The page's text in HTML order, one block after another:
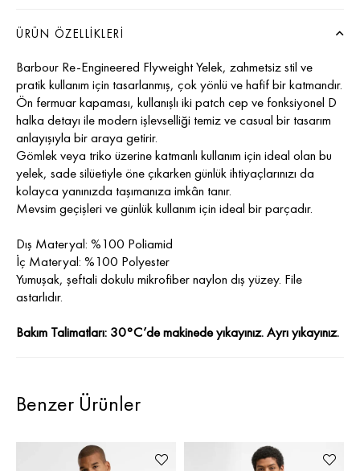
ÜRÜN ÖZELLIKLERI
Barbour Re-Engineered Flyweight Yelek, zahmetsiz stil ve
pratik kullanım için tasarlanmış, çok yönlü ve hafif bir katmandır.
Ön fermuar kapaması, kullanışlı iki patch cep ve fonksiyonel D
halka detayı ile modern işlevselliği temiz ve casual bir tasarım
anlayışıyla bir araya getirir.
Gömlek veya triko üzerine katmanlı kullanım için ideal olan bu
yelek, sade silüetiyle öne çıkarken günlük ihtiyaçlarınızı da
kolayca yanınızda taşımanıza imkân tanır.
Mevsim geçişleri ve günlük kullanım için ideal bir parçadır.
Dış Materyal: %100 Poliamid
İç Materyal: %100 Polyester
Yumuşak, şeftali dokulu mikrofiber naylon dış yüzey. File
astarlıdır.
Bakım Talimatları: 30°C’de makinede yıkayınız. Ayrı yıkayınız.
Benzer Ürünler